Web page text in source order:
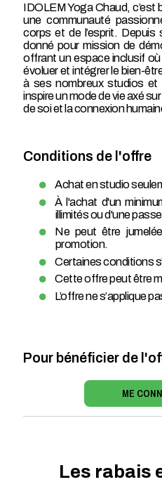
IDOLEM Yoga Chaud, c’est
une communauté
corps et de l’esprit. Depuis
donné pour mission de
offrant un espace inclusif
évoluer et intégrer le bien-
à ses nombreux studios et
inspire un mode de vie axé
de soi et la connexion
Conditions de l'offre
Achat en studio
À l'achat d'un
illimités ou d'une
Ne peut être
promotion.
Certaines conditions
Cette offre peut être
L’offre ne s’applique
Pour bénéficier de
ME
Les rabais